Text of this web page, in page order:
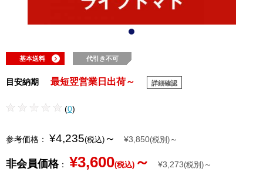
基本送料 代引き不可
目安納期 最短翌営業日出荷～ 詳細確認
(0)
参考価格： ¥4,235(税込) ～ ¥3,850(税別) ～
非会員価格： ¥3,600(税込) ～ ¥3,273(税別) ～